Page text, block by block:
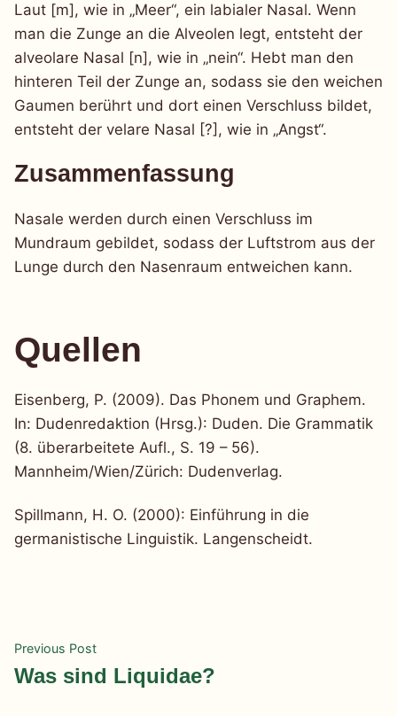
Laut [m], wie in „Meer“, ein labialer Nasal. Wenn
man die Zunge an die Alveolen legt, entsteht der
alveolare Nasal [n], wie in „nein“. Hebt man den
hinteren Teil der Zunge an, sodass sie den weichen
Gaumen berührt und dort einen Verschluss bildet,
entsteht der velare Nasal [?], wie in „Angst“.
Zusammenfassung
Nasale werden durch einen Verschluss im
Mundraum gebildet, sodass der Luftstrom aus der
Lunge durch den Nasenraum entweichen kann.
Quellen
Eisenberg, P. (2009). Das Phonem und Graphem.
In: Dudenredaktion (Hrsg.): Duden. Die Grammatik
(8. überarbeitete Aufl., S. 19 – 56).
Mannheim/Wien/Zürich: Dudenverlag.
Spillmann, H. O. (2000): Einführung in die
germanistische Linguistik. Langenscheidt.
Beitragsnavigation
Previous PostPrevious
post:
Was sind Liquidae?